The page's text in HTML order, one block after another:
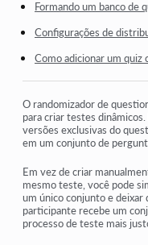
respostas
Digite a palavra
Forme uma frase a
Ver mais
Formando um banco de
Configurações de
Como adicionar um quiz
O randomizador de
para criar testes
versões exclusivas do
em um conjunto de
Em vez de criar
mesmo teste, você pode
um único conjunto e deixar
participante recebe um
processo de teste mais